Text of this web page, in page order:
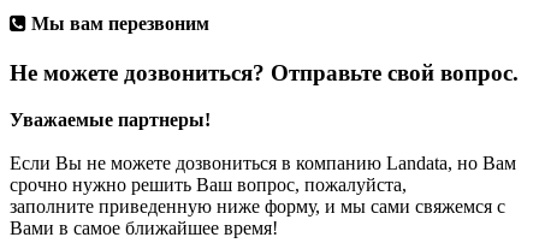
Мы вам перезвоним
Не можете дозвониться? Отправьте свой вопрос.
Уважаемые партнеры!
Если Вы не можете дозвониться в компанию Landata, но Вам
срочно нужно решить Ваш вопрос, пожалуйста,
заполните приведенную ниже форму, и мы сами свяжемся с
Вами в самое ближайшее время!